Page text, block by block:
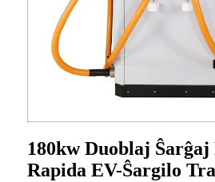
180kw Duoblaj
Rapida EV-Ŝargilo